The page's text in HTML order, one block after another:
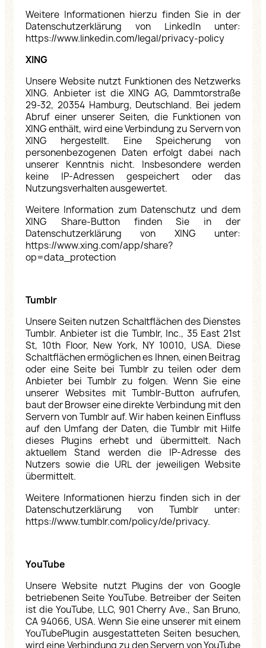
Weitere Informationen hierzu finden Sie in der
Datenschutzerklärung von LinkedIn unter:
https://www.linkedin.com/legal/privacy-policy
XING
Unsere Website nutzt Funktionen des Netzwerks
XING. Anbieter ist die XING AG, Dammtorstraße
29-32, 20354 Hamburg, Deutschland. Bei jedem
Abruf einer unserer Seiten, die Funktionen von
XING enthält, wird eine Verbindung zu Servern von
XING hergestellt. Eine Speicherung von
personenbezogenen Daten erfolgt dabei nach
unserer Kenntnis nicht. Insbesondere werden
keine IP-Adressen gespeichert oder das
Nutzungsverhalten ausgewertet.
Weitere Information zum Datenschutz und dem
XING Share-Button finden Sie in der
Datenschutzerklärung von XING unter:
https://www.xing.com/app/share?
op=data_protection
Tumblr
Unsere Seiten nutzen Schaltflächen des Dienstes
Tumblr. Anbieter ist die Tumblr, Inc., 35 East 21st
St, 10th Floor, New York, NY 10010, USA. Diese
Schaltflächen ermöglichen es Ihnen, einen Beitrag
oder eine Seite bei Tumblr zu teilen oder dem
Anbieter bei Tumblr zu folgen. Wenn Sie eine
unserer Websites mit Tumblr-Button aufrufen,
baut der Browser eine direkte Verbindung mit den
Servern von Tumblr auf. Wir haben keinen Einfluss
auf den Umfang der Daten, die Tumblr mit Hilfe
dieses Plugins erhebt und übermittelt. Nach
aktuellem Stand werden die IP-Adresse des
Nutzers sowie die URL der jeweiligen Website
übermittelt.
Weitere Informationen hierzu finden sich in der
Datenschutzerklärung von Tumblr unter:
https://www.tumblr.com/policy/de/privacy.
YouTube
Unsere Website nutzt Plugins der von Google
betriebenen Seite YouTube. Betreiber der Seiten
ist die YouTube, LLC, 901 Cherry Ave., San Bruno,
CA 94066, USA. Wenn Sie eine unserer mit einem
YouTubePlugin ausgestatteten Seiten besuchen,
wird eine Verbindung zu den Servern von YouTube